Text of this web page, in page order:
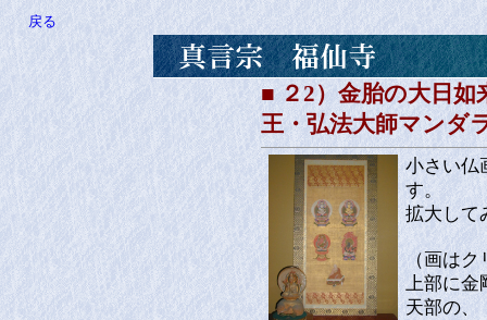
戻る
■ ２2）金胎の大日如
王・弘法大師マンダ
小さい仏
す。
拡大して
（画はク
上部に金
天部の、